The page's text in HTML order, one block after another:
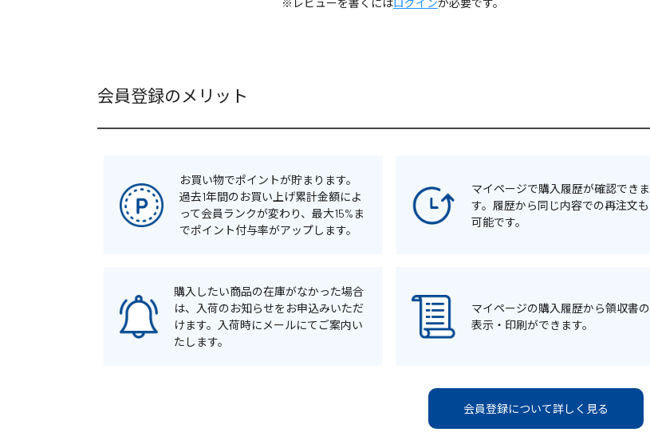
※レビューを書くにはログインが必要です。
会員登録のメリット
お買い物でポイントが貯まります。
過去1年間のお買い上げ累計金額によ
って会員ランクが変わり、最大15%ま
でポイント付与率がアップします。
マイページで購入履歴が確認できま
す。履歴から同じ内容での再注文も
可能です。
購入したい商品の在庫がなかった場合
は、入荷のお知らせをお申込みいただ
けます。入荷時にメールにてご案内い
たします。
マイページの購入履歴から領収書の
表示・印刷ができます。
会員登録について詳しく見る